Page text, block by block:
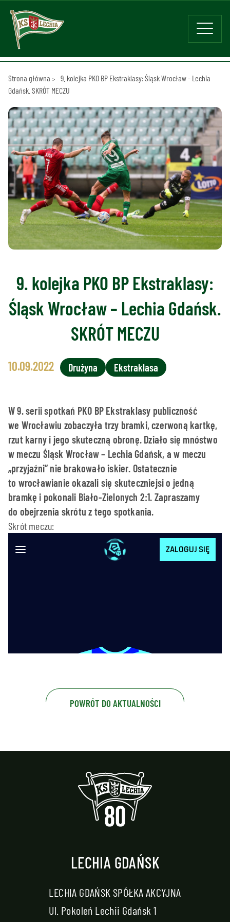
Strona główna
9. kolejka PKO BP Ekstraklasy: Śląsk Wrocław - Lechia
Gdańsk. SKRÓT MECZU
9. kolejka PKO BP Ekstraklasy:
Śląsk Wrocław – Lechia Gdańsk.
SKRÓT MECZU
10.09.2022 Drużyna Ekstraklasa
W 9. serii spotkań PKO BP Ekstraklasy publiczność
we Wrocławiu zobaczyła trzy bramki, czerwoną kartkę,
rzut karny i jego skuteczną obronę. Działo się mnóstwo
w meczu Śląsk Wrocław – Lechia Gdańsk, a w meczu
„przyjaźni” nie brakowało iskier. Ostatecznie
to wrocławianie okazali się skuteczniejsi o jedną
bramkę i pokonali Biało-Zielonych 2:1. Zapraszamy
do obejrzenia skrótu z tego spotkania.
Skrót meczu:
POWRÓT DO AKTUALNOŚCI
LECHIA GDAŃSK
LECHIA GDAŃSK SPÓŁKA AKCYJNA
Ul. Pokoleń Lechii Gdańsk 1